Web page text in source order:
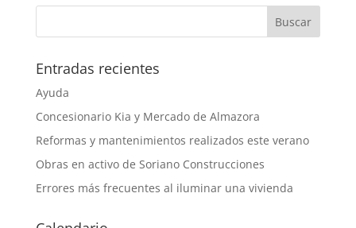
Entradas recientes
Ayuda
Concesionario Kia y Mercado de Almazora
Reformas y mantenimientos realizados este verano
Obras en activo de Soriano Construcciones
Errores más frecuentes al iluminar una vivienda